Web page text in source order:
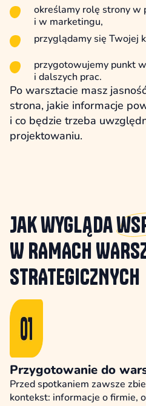
określamy rolę strony w
i w marketingu,
przyglądamy się Twojej
przygotowujemy punkt
i dalszych prac.
Po warsztacie masz
strona, jakie informacje
i co będzie trzeba
projektowaniu.
Jak wygląda
W RAMACH
STRATEGICZNYCH
Przygotowanie do
Przed spotkaniem zawsze
kontekst: informacje o firmie,